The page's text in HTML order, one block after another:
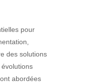
pour
des solutions
abordées